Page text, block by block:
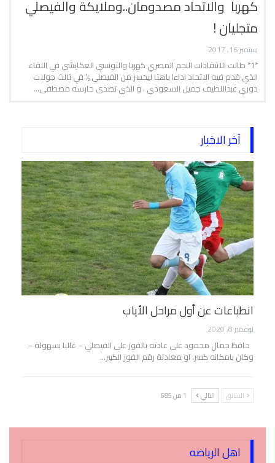
كهربا والاتحاد مصدومان..وملايكة والفيصلي
متجليان !
سبتمبر 16, 2017
*1* طالت الانتقادات النجم المصري كهربا والتونسي العكايشي في اللقاء
الذي قدم فيه الاتحاد اداءا باهتا ليخسر من الفيصلي ½ في ثالث جولات
دوري عبداللطيف جميل السعودي ، و الذي تصدى حارسه مصطفى…
آخر الاخبار
انطباعات عن أول مراحل الأياب
نوفمبر 8, 2020
حافظ جمال محمود على عادته بالفوز على الفيصلي – غالبا بسهولة –
وكان بامكانه كسر، او معادلة رقم الفوز الكبير…
السابق التالي 1 من 685
اهل الرياضه